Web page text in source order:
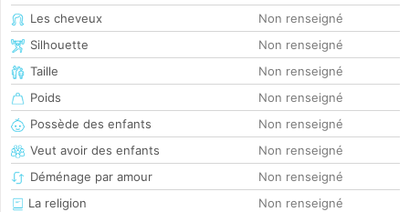
Les cheveux
Non renseigné
Silhouette
Non renseigné
Taille
Non renseigné
Poids
Non renseigné
Possède des enfants
Non renseigné
Veut avoir des enfants
Non renseigné
Déménage par amour
Non renseigné
La religion
Non renseigné